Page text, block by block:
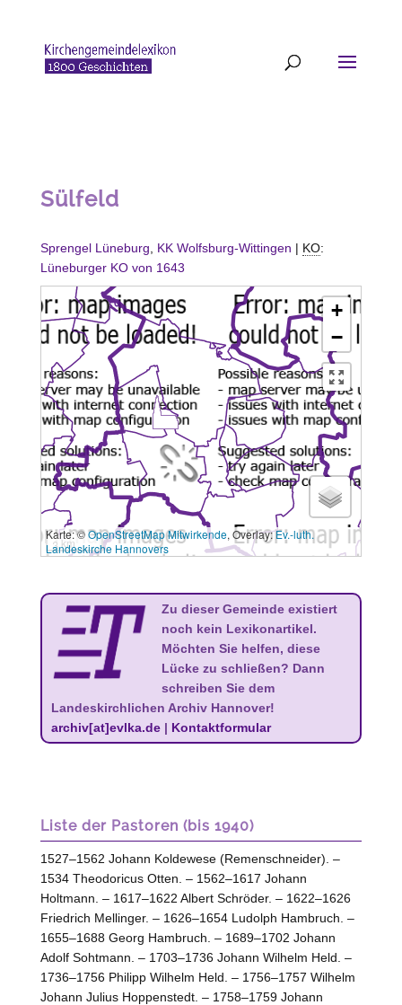
Sülfeld
Sprengel Lüneburg KK Wolfsburg-Wittingen | KO:
Lüneburger KO von 1643
+
−
3 km
Karte: ©OpenStreetMap Mitwirkende, Overlay:Ev.-luth.
Landeskirche Hannovers
Zu dieser Gemeinde existiert
noch kein Lexikonartikel.
Möchten Sie helfen, diese
Lücke zu schließen? Dann
schreiben Sie dem
Landeskirchlichen Archiv Hannover!
archiv[at]evlka.de| Kontaktformular
Liste der Pastoren (bis 1940)
1527–1562 Johann Koldewese (Remenschneider). –
1534 Theodoricus Otten. – 1562–1617 Johann
Holtmann. – 1617–1622 Albert Schröder. – 1622–1626
Friedrich Mellinger. – 1626–1654 Ludolph Hambruch. –
1655–1688 Georg Hambruch. – 1689–1702 Johann
Adolf Sohtmann. – 1703–1736 Johann Wilhelm Held. –
1736–1756 Philipp Wilhelm Held. – 1756–1757 Wilhelm
Johann Julius Hoppenstedt. – 1758–1759 Johann